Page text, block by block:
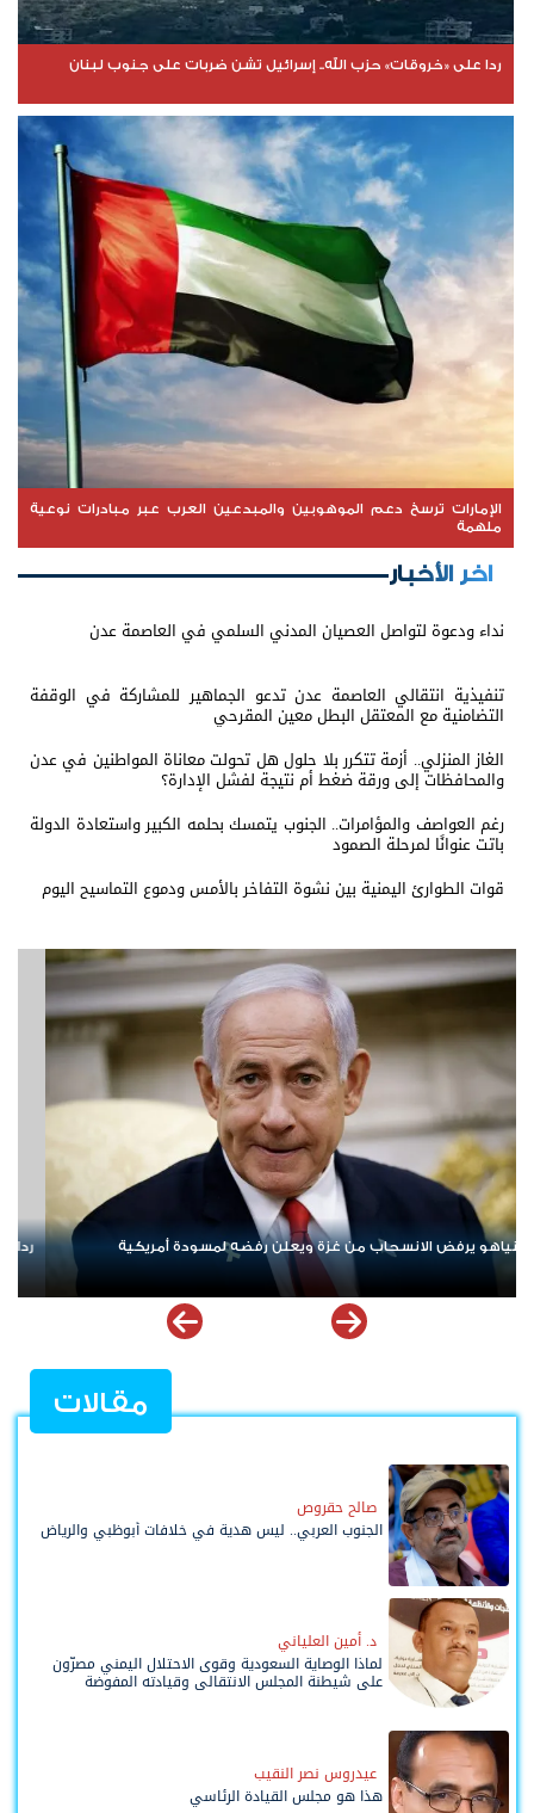
ردا على «خروقات» حزب الله.. إسرائيل تشن ضربات على جنوب لبنان
الإمارات ترسخ دعم الموهوبين والمبدعين العرب عبر مبادرات نوعية
ملهمة
اخر الأخبار
نداء ودعوة لتواصل العصيان المدني السلمي في العاصمة عدن
تنفيذية انتقالي العاصمة عدن تدعو الجماهير للمشاركة في الوقفة
التضامنية مع المعتقل البطل معين المقرحي
الغاز المنزلي.. أزمة تتكرر بلا حلول هل تحولت معاناة المواطنين في عدن
والمحافظات إلى ورقة ضغط أم نتيجة لفشل الإدارة؟
رغم العواصف والمؤامرات.. الجنوب يتمسك بحلمه الكبير واستعادة الدولة
باتت عنوانًا لمرحلة الصمود
قوات الطوارئ اليمنية بين نشوة التفاخر بالأمس ودموع التماسيح اليوم
حزب الله.. إسرائيل تشن ضربات على جنوب لبنان
الإمارات ترسخ دعم
مقالات
صالح حقروص
الجنوب العربي.. ليس هدية في خلافات أبوظبي والرياض
د. أمين العلياني
لماذا الوصاية السعودية وقوى الاحتلال اليمني مصرّون
على شيطنة المجلس الانتقالي وقيادته المفوضة
وحواضنه الشعبية؟
عيدروس نصر النقيب
هذا هو مجلس القيادة الرئاسي